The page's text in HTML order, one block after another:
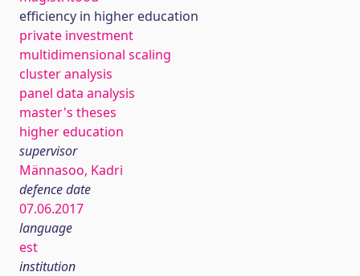
efficiency in higher education
private investment
multidimensional scaling
cluster analysis
panel data analysis
master's theses
higher education
supervisor
Männasoo, Kadri
defence date
07.06.2017
language
est
institution